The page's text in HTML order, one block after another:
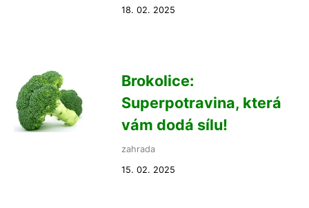
18. 02. 2025
Brokolice:
Superpotravina, která
vám dodá sílu!
zahrada
15. 02. 2025